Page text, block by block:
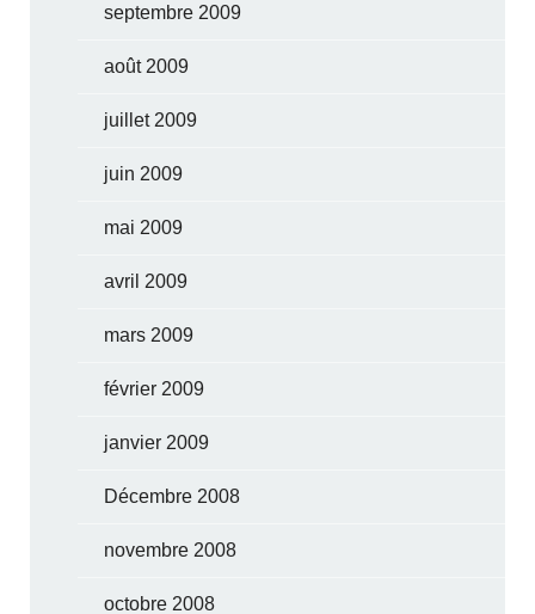
septembre 2009
août 2009
juillet 2009
juin 2009
mai 2009
avril 2009
mars 2009
février 2009
janvier 2009
Décembre 2008
novembre 2008
octobre 2008